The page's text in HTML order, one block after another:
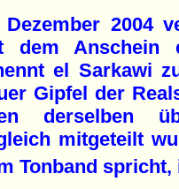
Dezember 2004
dem Anschein
el Sarkawi
Gipfel der
derselben
mitgeteilt
Tonband